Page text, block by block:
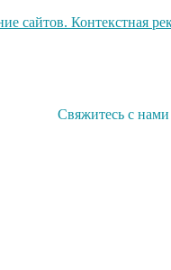
Свяжитесь с